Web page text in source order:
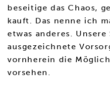
beseitige das Chaos,
kauft. Das nenne ich
etwas anderes.
ausgezeichnete
vornherein die
vorsehen.